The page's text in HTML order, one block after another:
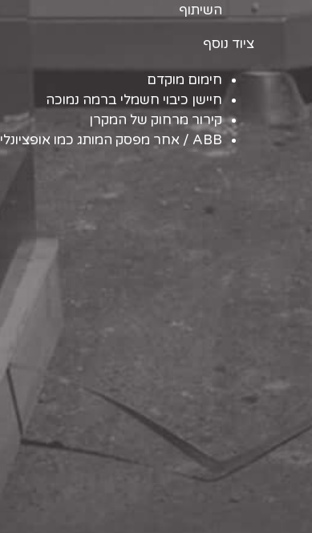
השיתוף
ציוד נוסף
חימום מוקדם
חיישן כיבוי חשמלי ברמה נמוכה
קירור מרחוק של המקרן
ABB / אחר מפסק המותג כמו אופציונלי